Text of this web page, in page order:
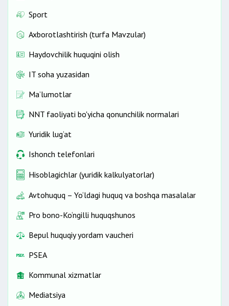
Sport
Axborotlashtirish (turfa Mavzular)
Haydovchilik huquqini olish
IT soha yuzasidan
Ma’lumotlar
NNT faoliyati bo'yicha qonunchilik normalari
Yuridik lug‘at
Ishonch telefonlari
Hisoblagichlar (yuridik kalkulyatorlar)
Avtohuquq – Yo‘ldagi huquq va boshqa masalalar
Pro bono-Ko‘ngilli huquqshunos
Bepul huquqiy yordam vaucheri
PSEA
Kommunal xizmatlar
Mediatsiya